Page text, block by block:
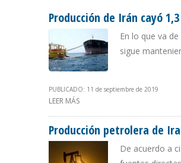
Producción de Irán cayó
En lo que va
sigue
PUBLICADO: 11 de septiembre de 2019
LEER MÁS
Producción petrolera de
De acuerdo a